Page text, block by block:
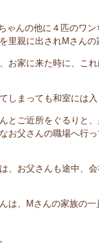
ゃんの他に４匹のワ
里親に出されМさん
お家に来た時に、こ
しまっても和室には
とご近所をぐるりと
お父さんの職場へ行
、お父さんも途中、
は、Мさんの家族の